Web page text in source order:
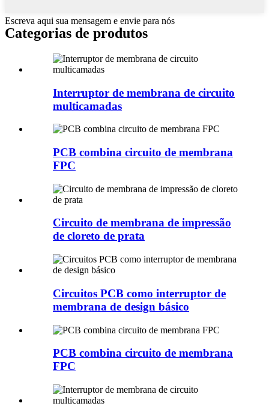
Escreva aqui sua mensagem e envie para nós
Categorias de produtos
Interruptor de membrana de circuito
multicamadas
PCB combina circuito de membrana
FPC
Circuito de membrana de impressão
de cloreto de prata
Circuitos PCB como interruptor de
membrana de design básico
PCB combina circuito de membrana
FPC